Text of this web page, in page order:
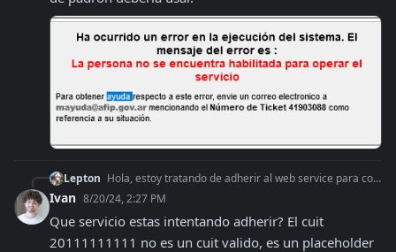
Lepton Hola, estoy tratando de adherir al web service para consultar cuit pero no me lo permite. Se supone que ya cree certificados y toda la bola... Aprovecho también
Ivan 8/20/24, 2:27 PM
Que servicio estas intentando adherir? El cuit
20111111111 no es un cuit valido, es un placeholder